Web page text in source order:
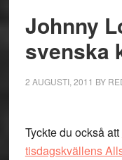
Johnny
svenska
2 AUGUSTI, 2011 BY
Tyckte du också att
tisdagskvällens